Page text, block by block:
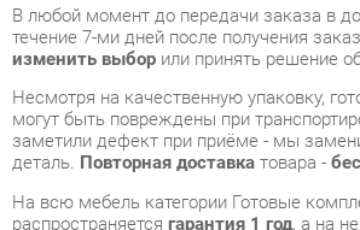
заметили дефект при приёме - мы
деталь.Повторная доставкатовара -
распространяетсягарантия 1 год, а на
года с момента приобретения.
Кухонный гарнитур 2400 Любимый дом
Черный Дуб Крафт белый
- это
производстваЛюбимый дом,
современному государственному